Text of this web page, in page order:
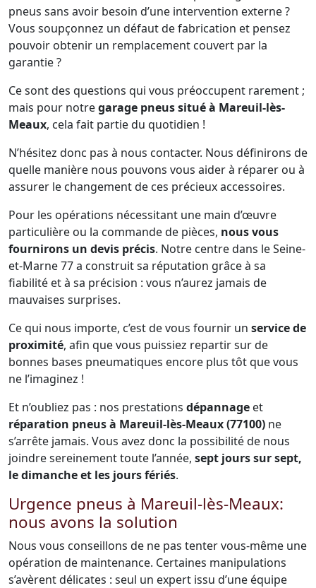
pneus sans avoir besoin d’une intervention externe ?
Vous soupçonnez un défaut de fabrication et pensez
pouvoir obtenir un remplacement couvert par la
garantie ?
Ce sont des questions qui vous préoccupent rarement ;
mais pour notregarage pneus situé à Mareuil-lès-
Meaux, cela fait partie du quotidien !
N’hésitez donc pas à nous contacter. Nous définirons de
quelle manière nous pouvons vous aider à réparer ou à
assurer le changement de ces précieux accessoires.
Pour les opérations nécessitant une main d’œuvre
particulière ou la commande de pièces, nous vous
fournirons un devis précis. Notre centre dans le Seine-
et-Marne 77 a construit sa réputation grâce à sa
fiabilité et à sa précision : vous n’aurez jamais de
mauvaises surprises.
Ce qui nous importe, c’est de vous fournir un service de
proximité, afin que vous puissiez repartir sur de
bonnes bases pneumatiques encore plus tôt que vous
ne l’imaginez !
Et n’oubliez pas : nos prestations dépannage et
réparation pneus à Mareuil-lès-Meaux (77100) ne
s’arrête jamais. Vous avez donc la possibilité de nous
joindre sereinement toute l’année, sept jours sur sept,
le dimanche et les jours fériés.
Urgence pneus à Mareuil-lès-Meaux:
nous avons la solution
Nous vous conseillons de ne pas tenter vous-même une
opération de maintenance. Certaines manipulations
s’avèrent délicates : seul un expert issu d’une équipe